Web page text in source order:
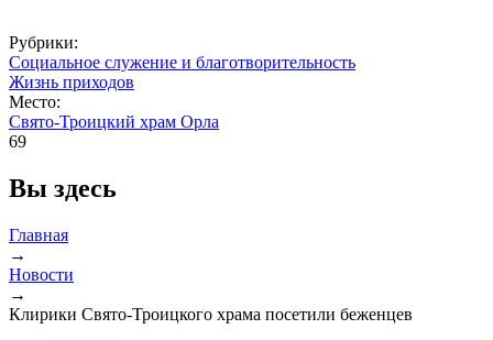
Рубрики:
Социальное служение и благотворительность
Жизнь приходов
Место:
Свято-Троицкий храм Орла
69
Вы здесь
Главная
→
Новости
→
Клирики Свято-Троицкого храма посетили беженцев